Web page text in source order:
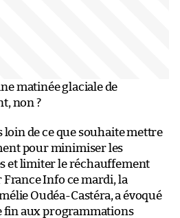
matinée glaciale de
non ?
loin de ce que souhaite mettre
pour minimiser les
et limiter le réchauffement
Info ce mardi, la
Oudéa-Castéra, a évoqué
fin aux programmations